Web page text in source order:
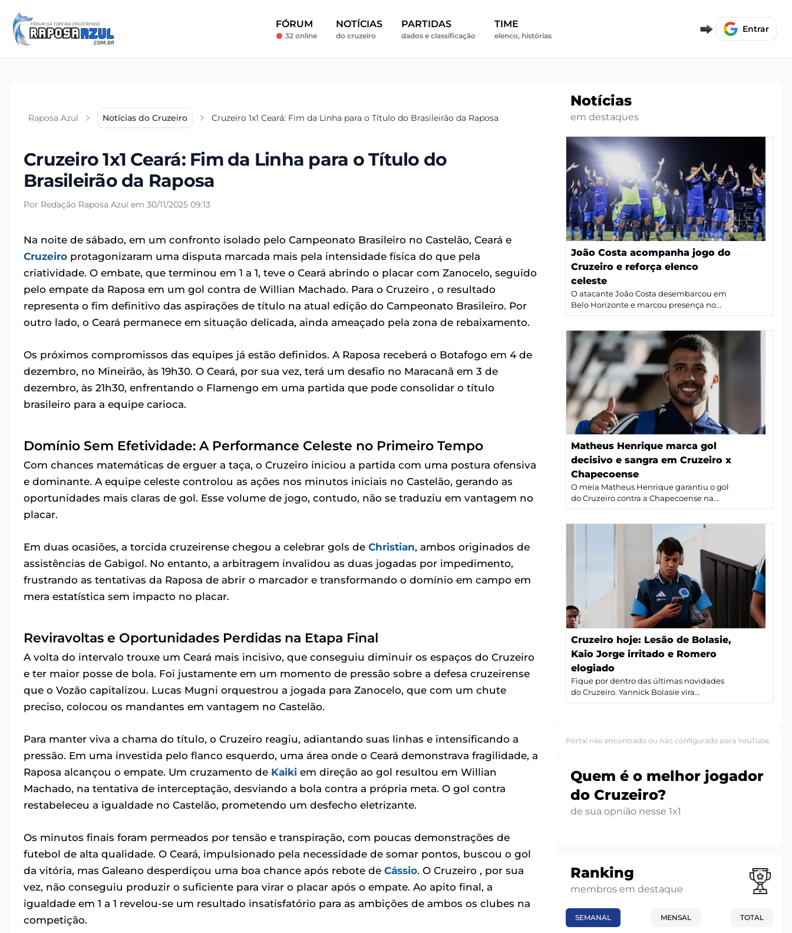
FÓRUM
32 online
NOTÍCIAS
do cruzeiro
PARTIDAS
dados e classificação
TIME
elenco, histórias
Entrar
Raposa Azul Notícias do Cruzeiro Cruzeiro 1x1 Ceará: Fim da Linha para o Título do Brasileirão da Raposa
Cruzeiro 1x1 Ceará: Fim da Linha para o Título do
Brasileirão da Raposa
Por Redação Raposa Azul em 30/11/2025 09:13
Na noite de sábado, em um confronto isolado pelo Campeonato Brasileiro no Castelão, Ceará e
Cruzeiro protagonizaram uma disputa marcada mais pela intensidade física do que pela
criatividade. O embate, que terminou em 1 a 1, teve o Ceará abrindo o placar com Zanocelo, seguido
pelo empate da Raposa em um gol contra de Willian Machado. Para o Cruzeiro , o resultado
representa o fim definitivo das aspirações de título na atual edição do Campeonato Brasileiro. Por
outro lado, o Ceará permanece em situação delicada, ainda ameaçado pela zona de rebaixamento.
Os próximos compromissos das equipes já estão definidos. A Raposa receberá o Botafogo em 4 de
dezembro, no Mineirão, às 19h30. O Ceará, por sua vez, terá um desafio no Maracanã em 3 de
dezembro, às 21h30, enfrentando o Flamengo em uma partida que pode consolidar o título
brasileiro para a equipe carioca.
Domínio Sem Efetividade: A Performance Celeste no Primeiro Tempo
Com chances matemáticas de erguer a taça, o Cruzeiro iniciou a partida com uma postura ofensiva
e dominante. A equipe celeste controlou as ações nos minutos iniciais no Castelão, gerando as
oportunidades mais claras de gol. Esse volume de jogo, contudo, não se traduziu em vantagem no
placar.
Em duas ocasiões, a torcida cruzeirense chegou a celebrar gols de Christian, ambos originados de
assistências de Gabigol. No entanto, a arbitragem invalidou as duas jogadas por impedimento,
frustrando as tentativas da Raposa de abrir o marcador e transformando o domínio em campo em
mera estatística sem impacto no placar.
Reviravoltas e Oportunidades Perdidas na Etapa Final
A volta do intervalo trouxe um Ceará mais incisivo, que conseguiu diminuir os espaços do Cruzeiro
e ter maior posse de bola. Foi justamente em um momento de pressão sobre a defesa cruzeirense
que o Vozão capitalizou. Lucas Mugni orquestrou a jogada para Zanocelo, que com um chute
preciso, colocou os mandantes em vantagem no Castelão.
Para manter viva a chama do título, o Cruzeiro reagiu, adiantando suas linhas e intensificando a
pressão. Em uma investida pelo flanco esquerdo, uma área onde o Ceará demonstrava fragilidade, a
Raposa alcançou o empate. Um cruzamento de Kaiki em direção ao gol resultou em Willian
Machado, na tentativa de interceptação, desviando a bola contra a própria meta. O gol contra
restabeleceu a igualdade no Castelão, prometendo um desfecho eletrizante.
Os minutos finais foram permeados por tensão e transpiração, com poucas demonstrações de
futebol de alta qualidade. O Ceará, impulsionado pela necessidade de somar pontos, buscou o gol
da vitória, mas Galeano desperdiçou uma boa chance após rebote de Cássio. O Cruzeiro , por sua
vez, não conseguiu produzir o suficiente para virar o placar após o empate. Ao apito final, a
igualdade em 1 a 1 revelou-se um resultado insatisfatório para as ambições de ambos os clubes na
competição.
Notícias
em destaques
João Costa acompanha jogo do
Cruzeiro e reforça elenco
celeste
O atacante João Costa desembarcou em
Belo Horizonte e marcou presença no...
Matheus Henrique marca gol
decisivo e sangra em Cruzeiro x
Chapecoense
O meia Matheus Henrique garantiu o gol
do Cruzeiro contra a Chapecoense na...
Cruzeiro hoje: Lesão de Bolasie,
Kaio Jorge irritado e Romero
elogiado
Fique por dentro das últimas novidades
do Cruzeiro. Yannick Bolasie vira...
Portal não encontrado ou não configurado para YouTube.
Quem é o melhor jogador
do Cruzeiro?
de sua opnião nesse 1x1
Ranking
membros em destaque
SEMANAL MENSAL TOTAL